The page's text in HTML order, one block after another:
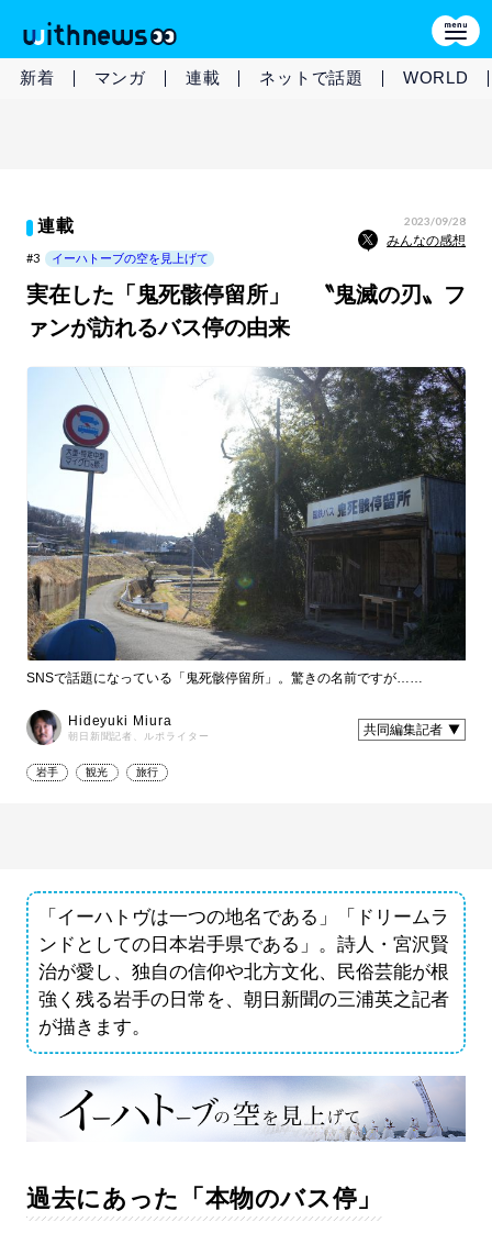
新着 マンガ 連載 ネットで話題 WORLD
連載 2023/09/28
みんなの感想
#3 イーハトーブの空を見上げて
実在した「鬼死骸停留所」 〝鬼滅の刃〟フ
ァンが訪れるバス停の由来
SNSで話題になっている「鬼死骸停留所」。驚きの名前ですが……
Hideyuki Miura
朝日新聞記者、ルポライター 共同編集記者
岩手 観光 旅行
「イーハトヴは一つの地名である」「ドリームラ
ンドとしての日本岩手県である」。詩人・宮沢賢
治が愛し、独自の信仰や北方文化、民俗芸能が根
強く残る岩手の日常を、朝日新聞の三浦英之記者
が描きます。
過去にあった「本物のバス停」